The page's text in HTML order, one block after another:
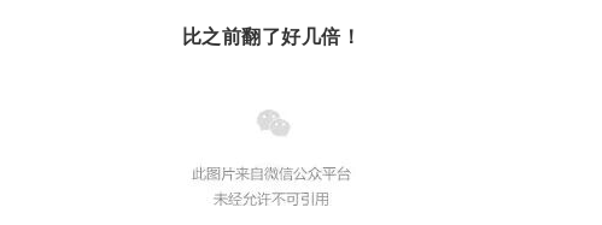
比之前翻了好几倍！